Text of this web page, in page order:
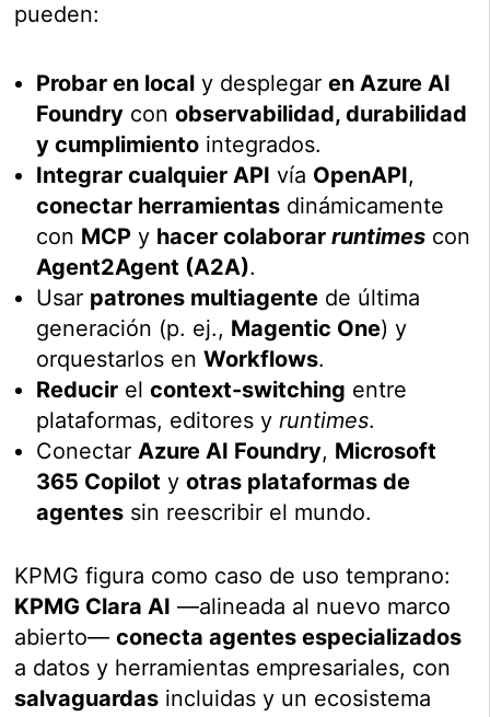
pueden:
Probar en local y desplegaren Azure AI
Foundry conobservabilidad, durabilidad
y cumplimiento integrados.
Integrar cualquier API vía OpenAPI,
conectar herramientas dinámicamente
con MCP y hacer colaborarruntimes con
Agent2Agent (A2A).
Usar patrones multiagente de última
generación (p. ej., Magentic One) y
orquestarlos enWorkflows.
Reducir elcontext-switching entre
plataformas, editores yruntimes.
ConectarAzure AI Foundry, Microsoft
365 Copilot yotras plataformas de
agentes sin reescribir el mundo.
KPMG figura como caso de uso temprano:
KPMG Clara AI —alineada al nuevo marco
abierto—conecta agentes especializados
a datos y herramientas empresariales, con
salvaguardas incluidas y un ecosistema